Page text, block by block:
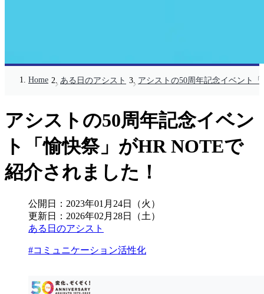
Home ある日のアシスト アシストの50周年記念イベント
アシストの50周年記念イベン
ト「愉快祭」がHR NOTEで
紹介されました！
公開日： 2023年01月24日（火）
更新日： 2026年02月28日（土）
ある日のアシスト
#コミュニケーション活性化